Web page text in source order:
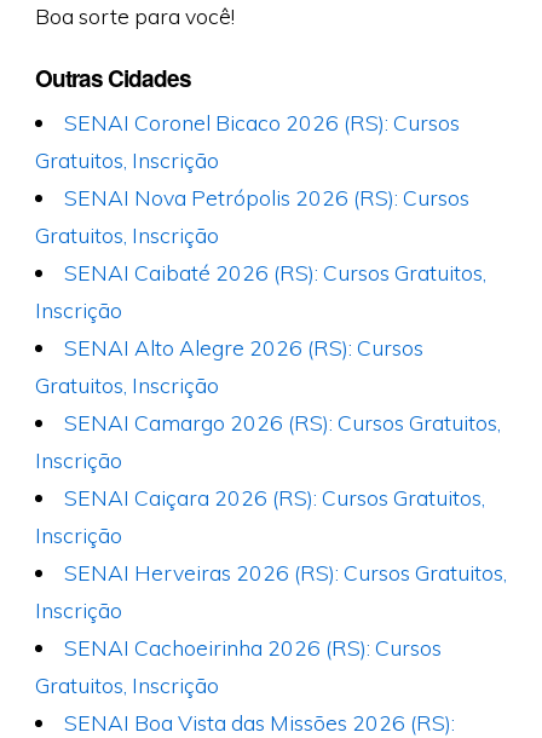
Boa sorte para você!
Outras Cidades
SENAI Coronel Bicaco 2026 (RS): Cursos
Gratuitos, Inscrição
SENAI Nova Petrópolis 2026 (RS): Cursos
Gratuitos, Inscrição
SENAI Caibaté 2026 (RS): Cursos Gratuitos,
Inscrição
SENAI Alto Alegre 2026 (RS): Cursos
Gratuitos, Inscrição
SENAI Camargo 2026 (RS): Cursos Gratuitos,
Inscrição
SENAI Caiçara 2026 (RS): Cursos Gratuitos,
Inscrição
SENAI Herveiras 2026 (RS): Cursos Gratuitos,
Inscrição
SENAI Cachoeirinha 2026 (RS): Cursos
Gratuitos, Inscrição
SENAI Boa Vista das Missões 2026 (RS):